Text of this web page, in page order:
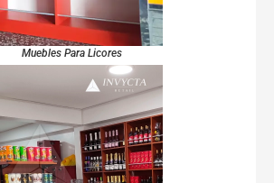
Muebles Para Licores